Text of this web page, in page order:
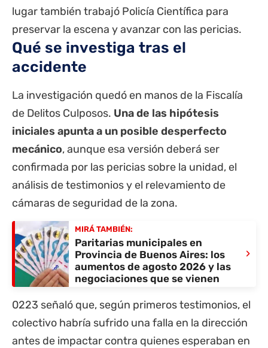
lugar también trabajó Policía Científica para
preservar la escena y avanzar con las pericias.
Qué se investiga tras el
accidente
La investigación quedó en manos de la Fiscalía
de Delitos Culposos. Una de las hipótesis
iniciales apunta a un posible desperfecto
mecánico, aunque esa versión deberá ser
confirmada por las pericias sobre la unidad, el
análisis de testimonios y el relevamiento de
cámaras de seguridad de la zona.
MIRÁ TAMBIÉN:
Paritarias municipales en
Provincia de Buenos Aires: los
aumentos de agosto 2026 y las
negociaciones que se vienen
›
0223 señaló que, según primeros testimonios, el
colectivo habría sufrido una falla en la dirección
antes de impactar contra quienes esperaban en